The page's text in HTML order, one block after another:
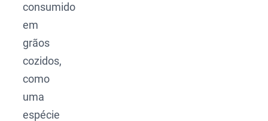
consumido
em
grãos
cozidos,
como
uma
espécie